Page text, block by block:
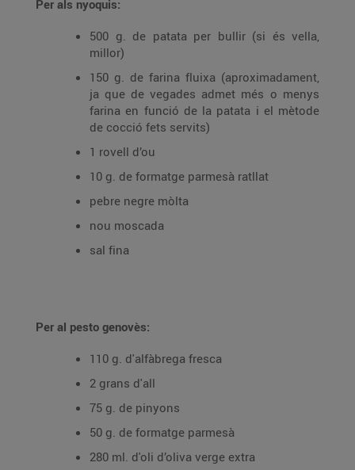
Per als nyoquis:
500 g. de patata per bullir (si és vella,
millor)
150 g. de farina fluixa (aproximadament,
ja que de vegades admet més o menys
farina en funció de la patata i el mètode
de cocció fets servits)
1 rovell d’ou
10 g. de formatge parmesà ratllat
pebre negre mòlta
nou moscada
sal fina
Per al pesto genovès:
110 g. d'alfàbrega fresca
2 grans d'all
75 g. de pinyons
50 g. de formatge parmesà
280 ml. d'oli d’oliva verge extra